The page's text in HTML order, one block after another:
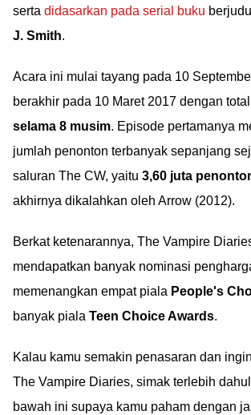
serta didasarkan pada serial buku
J. Smith.
Acara ini mulai tayang pada 10
berakhir pada 10 Maret 2017 dengan total
selama 8 musim. Episode pertamanya
jumlah penonton terbanyak sepanjang
saluran The CW, yaitu 3,60 juta
akhirnya dikalahkan oleh Arrow (2012).
Berkat ketenarannya, The Vampire
mendapatkan banyak nominasi
memenangkan empat piala People's
banyak piala Teen Choice Awards.
Kalau kamu semakin penasaran dan
The Vampire Diaries, simak terlebih
bawah ini supaya kamu paham dengan